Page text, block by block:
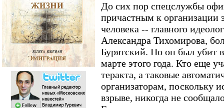
До сих пор спецслужбы
причастным к организации
человека -- главного
Александра Тихомирова,
Бурятский. Но он был убит
марте этого года. Кто еще
теракта, а таковые
организаторам, поскольку
взрыве, никогда не